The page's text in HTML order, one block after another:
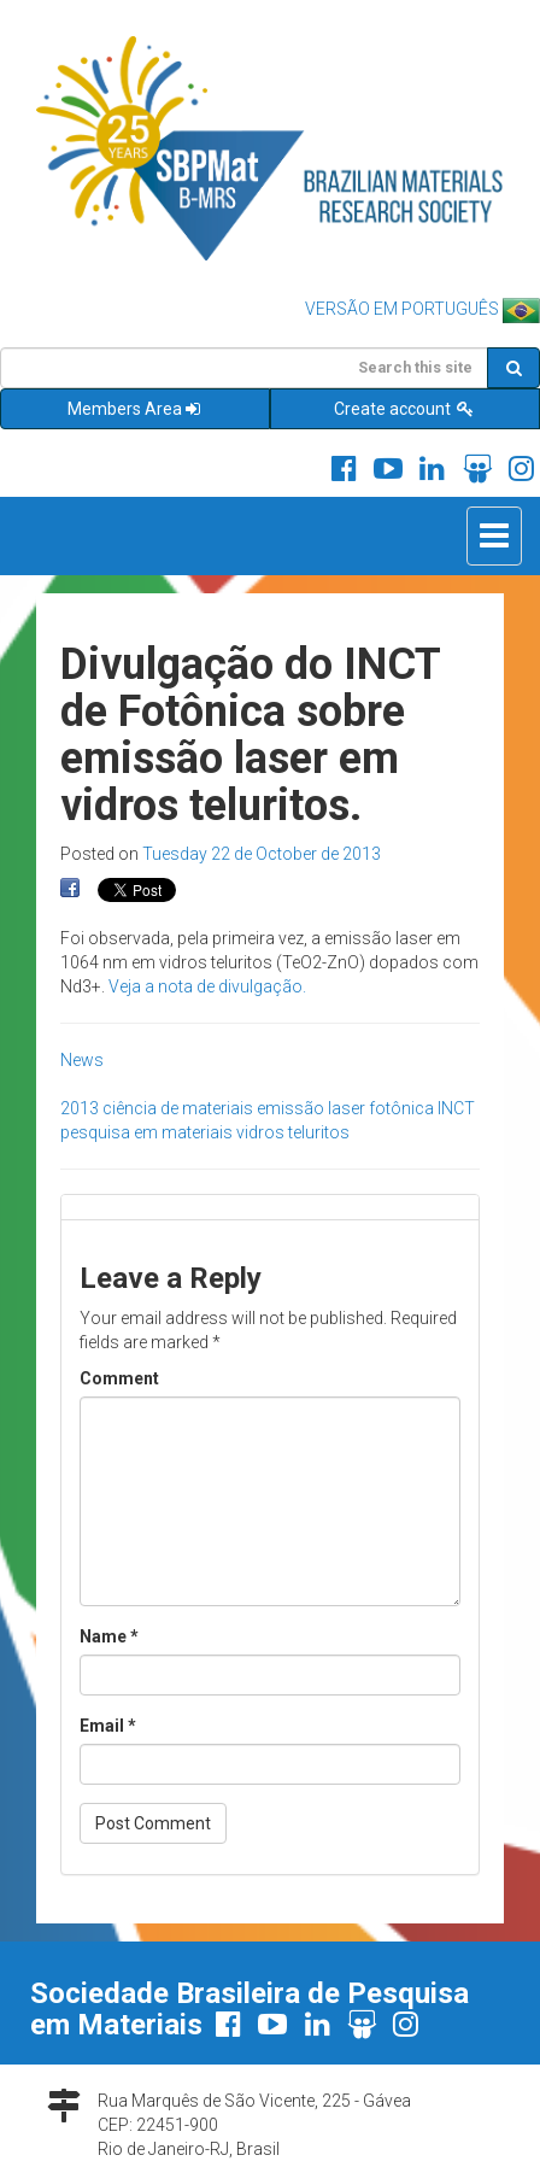
VERSÃO EM PORTUGUÊS
Members Area Create account
Toggle
Divulgação do INCT
de Fotônica sobre
emissão laser em
vidros teluritos.
Posted on Tuesday 22 de October de 2013
Foi observada, pela primeira vez, a emissão laser em
1064 nm em vidros teluritos (TeO2-ZnO) dopados com
Nd3+. Veja a nota de divulgação.
News
2013 ciência de materiais emissão laser fotônica INCT
pesquisa em materiais vidros teluritos
Leave a Reply
Your email address will not be published. Required
fields are marked *
Comment
Name*
Email *
Sociedade Brasileira de Pesquisa
em Materiais
Rua Marquês de São Vicente, 225 - Gávea
CEP: 22451-900
Rio de Janeiro-RJ, Brasil